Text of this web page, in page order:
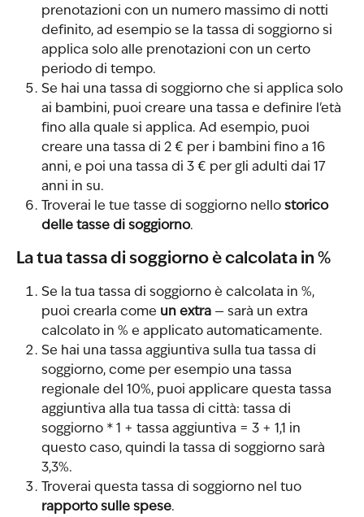
prenotazioni con un numero massimo di notti
definito, ad esempio se la tassa di soggiorno si
applica solo alle prenotazioni con un certo
periodo di tempo.
Se hai una tassa di soggiorno che si applica solo
ai bambini, puoi creare una tassa e definire l'età
fino alla quale si applica. Ad esempio, puoi
creare una tassa di 2 € per i bambini fino a 16
anni, e poi una tassa di 3 € per gli adulti dai 17
anni in su.
Troverai le tue tasse di soggiorno nello storico
delle tasse di soggiorno.
La tua tassa di soggiorno è calcolata in %
Se la tua tassa di soggiorno è calcolata in %,
puoi crearla come un extra — sarà un extra
calcolato in % e applicato automaticamente.
Se hai una tassa aggiuntiva sulla tua tassa di
soggiorno, come per esempio una tassa
regionale del 10%, puoi applicare questa tassa
aggiuntiva alla tua tassa di città: tassa di
soggiorno * 1 + tassa aggiuntiva = 3 + 1,1 in
questo caso, quindi la tassa di soggiorno sarà
3,3%.
Troverai questa tassa di soggiorno nel tuo
rapporto sulle spese.